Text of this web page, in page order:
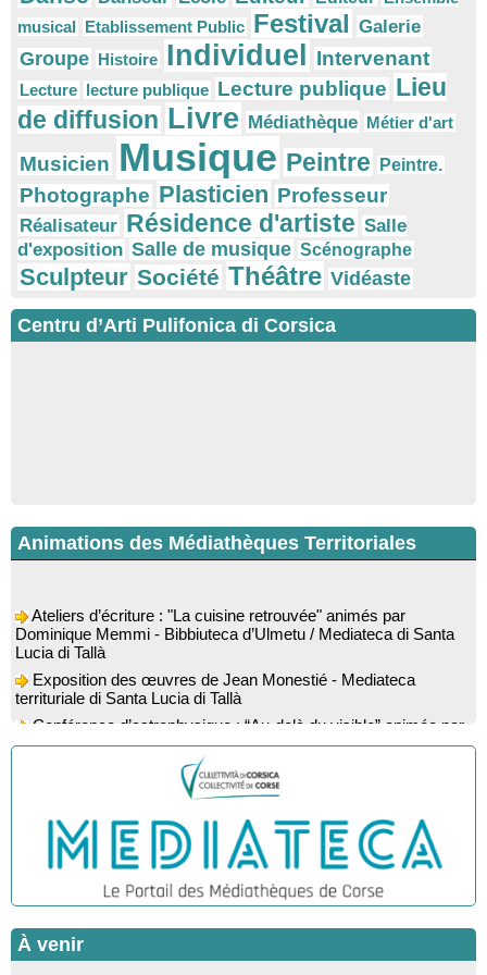
musical Etablissement Public Festival Galerie
Groupe Histoire Individuel Intervenant
Lecture lecture publique Lecture publique Lieu
de diffusion Livre Médiathèque Métier d'art
Musicien Musique Peintre Peintre.
Photographe Plasticien Professeur
Réalisateur Résidence d'artiste Salle
d'exposition Salle de musique Scénographe
Sculpteur Société Théâtre Vidéaste
Centru d’Arti Pulifonica di Corsica
Animations des Médiathèques Territoriales
Dominique Memmi - Bibbiuteca d’Ulmetu / Mediateca di Santa
Lucia di Tallà
territuriale di Santa Lucia di Tallà
Bicchisgià
Exposition des œuvres de Dominique Malberti Morin :
"Racines, peintures acryliques et aquarelles" - Mediateca
Animation : "Petits lecteurs" - Médiathèque - Pitretu è
Bicchisgià
Veillée de contes à la forêt enchantée "U Mondu ditu
mignuleddu" par la Caravane de Conteurs - Currà
Colloque : "Taravu : terre de patrimoines", Regards sur le
patrimoine religieux, roman, thermal et littéraire - Spaziu Jean-
À venir